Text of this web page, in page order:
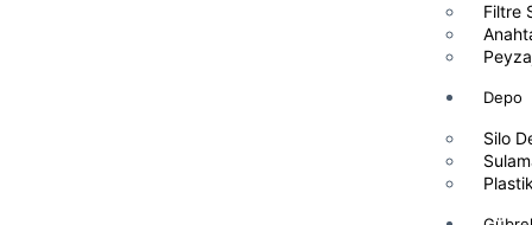
Filtre
Depo
Silo